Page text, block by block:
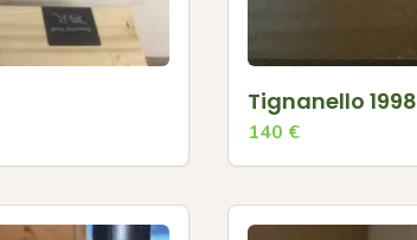
Tignanello 1998
140 €